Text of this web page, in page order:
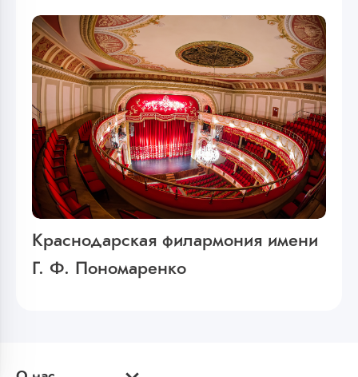
Краснодарская филармония имени
Г. Ф. Пономаренко